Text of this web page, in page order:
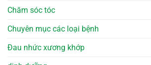
Chăm sóc tóc
Chuyên mục các loại bệnh
Đau nhức xương khớp